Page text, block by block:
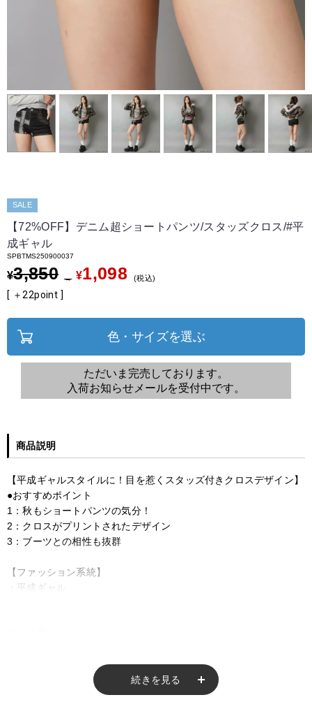
SALE
【72%OFF】デニム超ショートパンツ/スタッズクロス/#平
成ギャル
SPBTMS250900037
¥3,850 → ¥1,098 税込
[ ＋22point ]
色・サイズを選ぶ
ただいま完売しております。
入荷お知らせメールを受付中です。
商品説明
【平成ギャルスタイルに！目を惹くスタッズ付きクロスデザイン】
●おすすめポイント
1：秋もショートパンツの気分！
2：クロスがプリントされたデザイン
3：ブーツとの相性も抜群
【ファッション系統】
・平成ギャル
あらかじめご了承ください。
総柄の商品は使用している生地の部分によって 写真と異なる場合がございま
続きを見る